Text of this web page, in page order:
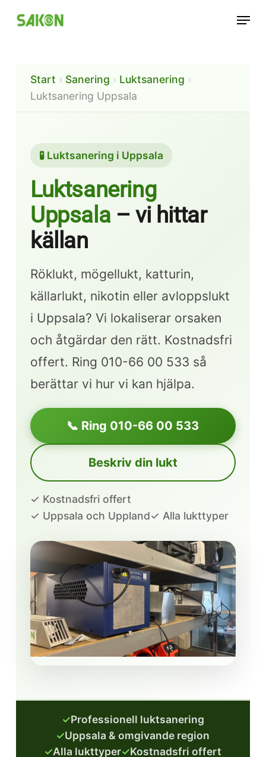
Skip
content
Menu
Start › Sanering › Luktsanering ›
Luktsanering Uppsala
🧪 Luktsanering i Uppsala
Luktsanering
Uppsala– vi hittar
källan
Röklukt, mögellukt, katturin,
källarlukt, nikotin eller avloppslukt
i Uppsala? Vi lokaliserar orsaken
och åtgärdar den rätt. Kostnadsfri
offert. Ring 010-66 00 533 så
berättar vi hur vi kan hjälpa.
📞 Ring 010-66 00 533
Beskriv din lukt
✓ Kostnadsfri offert
✓ Uppsala och Uppland✓ Alla lukttyper
✓Professionell luktsanering
✓Uppsala & omgivande region
✓Alla lukttyper✓Kostnadsfri offert